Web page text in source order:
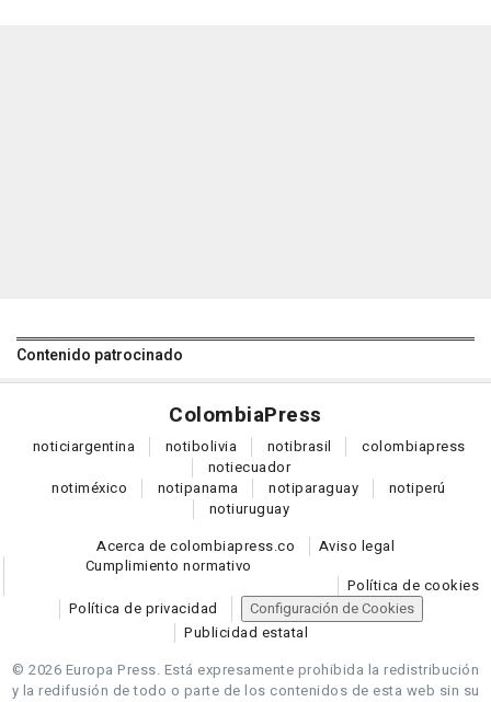
Contenido patrocinado
ColombiaPress
noticiargentina notibolivia notibrasil colombiapress
notiecuador
notiméxico notipanama notiparaguay notiperú
notiuruguay
Acerca de colombiapress.co
Aviso legal
Cumplimiento normativo
Política de cookies
Política de privacidad
Configuración de Cookies
Publicidad estatal
© 2026 Europa Press. Está expresamente prohibida la redistribución
y la redifusión de todo o parte de los contenidos de esta web sin su